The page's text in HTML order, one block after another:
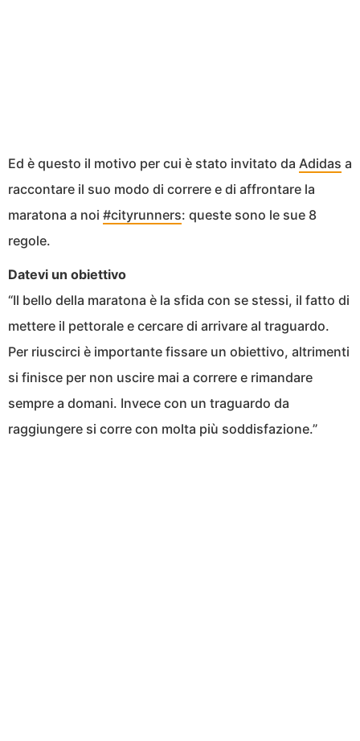
Ed è questo il motivo per cui è stato invitato da Adidas a
raccontare il suo modo di correre e di affrontare la
maratona a noi #cityrunners: queste sono le sue 8
regole.
Datevi un obiettivo
“Il bello della maratona è la sfida con se stessi, il fatto di
mettere il pettorale e cercare di arrivare al traguardo.
Per riuscirci è importante fissare un obiettivo, altrimenti
si finisce per non uscire mai a correre e rimandare
sempre a domani. Invece con un traguardo da
raggiungere si corre con molta più soddisfazione.”